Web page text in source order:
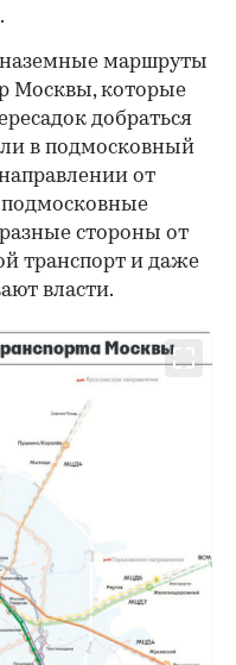
маршруты
Москвы, которые
добраться
в подмосковный
от
стороны от
транспорт и даже
власти.